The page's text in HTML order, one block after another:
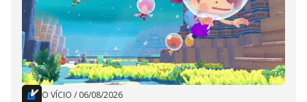
O VÍCIO / 06/08/2026